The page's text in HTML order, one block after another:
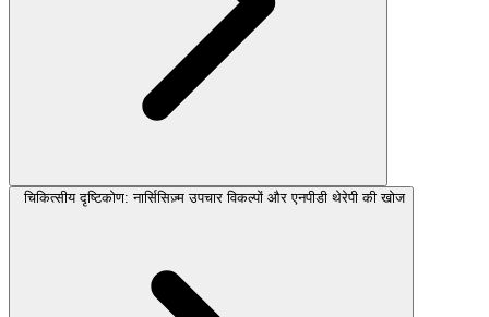
चिकित्सीय दृष्टिकोण: नार्सिसिज़्म उपचार विकल्पों और एनपीडी थेरेपी की खोज